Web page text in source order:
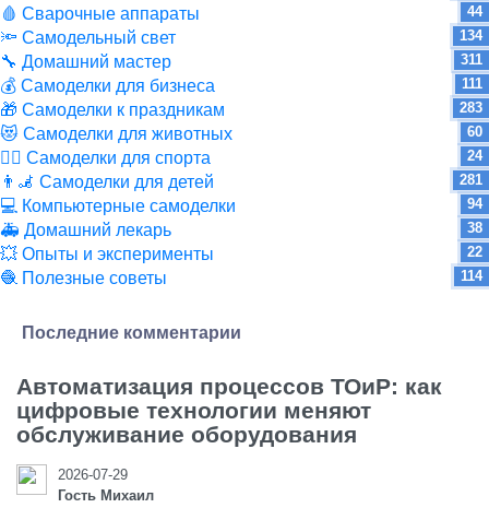
🩸 Сварочные аппараты 44
🔦 Самодельный свет 134
🔧 Домашний мастер 311
💰 Самоделки для бизнеса 111
🎁 Самоделки к праздникам 283
😻 Самоделки для животных 60
🏋️‍♀️ Самоделки для спорта 24
👨‍🦼 Самоделки для детей 281
💻 Компьютерные самоделки 94
🚑 Домашний лекарь 38
💥 Опыты и эксперименты 22
🧶 Полезные советы 114
Последние комментарии
Автоматизация процессов ТОиР: как
цифровые технологии меняют
обслуживание оборудования
2026-07-29
Гость Михаил